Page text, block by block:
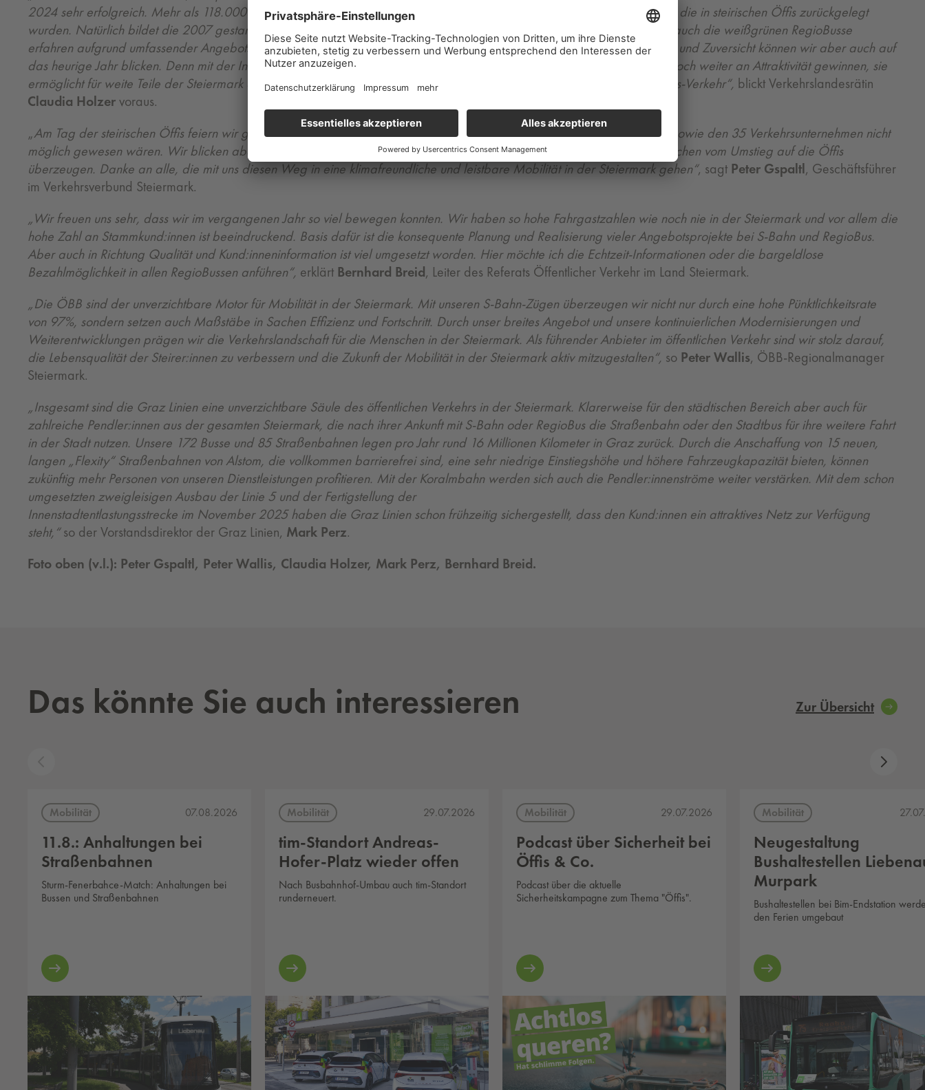
2024 sehr erfolgreich. Mehr als 118.000 aktive Klimatickets sind ebenso Rekord wie auch die rund 118 Millionen Fahrten, die in steirischen Öffis zurückgelegt
wurden. Natürlich bildet die 2007 gestartete S-Bahn seit Jahren das Rückgrat des steirischen öffentlichen Verkehrs. Aber auch die weißgrünen RegioBusse
erfahren aufgrund umfassender Angebotsverbesserungen stets einen signifikanten Zuwachs an Fahrgästen. Mit Spannung und Zuversicht können wir aber auch auf
das heurige Jahr blicken. Denn mit der Inbetriebnahme der Koralmbahn am 14. Dezember wird der öffentliche Verkehr noch weiter an Attraktivität gewinnen, sie
ermöglicht für weite Teile der Steiermark einen neuen Taktfahrplan auf der Schiene und auch im weiterführenden RegioBus-Verkehr“, blickt Verkehrslandesrätin
Claudia Holzervoraus.
„Am Tag der steirischen Öffis feiern wir gemeinsam die Erfolge, die ohne die Zusammenarbeit mit unseren Partner:innen sowie den 35 Verkehrsunternehmen nicht
möglich gewesen wären. Wir blicken aber auch in die Zukunft des ÖV und wollen mit unseremAngebot noch mehr Menschen vom Umstieg auf die Öffis
überzeugen. Danke an alle, die mit uns diesen Weg in eine klimafreundliche und leistbare Mobilität in der Steiermark gehen“, sagt Peter Gspaltl, Geschäftsführer
im Verkehrsverbund Steiermark.
„Wir freuen uns sehr, dass wir im vergangenen Jahr so viel bewegen konnten. Wir haben so hohe Fahrgastzahlen wie noch nie in der Steiermark und vor allem die
hohe Zahl an Stammkund:innen ist beeindruckend. Basis dafür ist die konsequente Planung und Realisierung vieler Angebotsprojekte bei S-Bahn und RegioBus.
Aber auch in Richtung Qualität und Kund:inneninformation ist viel umgesetzt worden. Hier möchte ich die Echtzeit-Informationen oder die bargeldlose
Bezahlmöglichkeit in allen RegioBussen anführen“, erklärt Bernhard Breid, Leiter des Referats Öffentlicher Verkehr im Land Steiermark.
„Die ÖBB sind der unverzichtbare Motor für Mobilität in der Steiermark. Mit unseren S-Bahn-Zügen überzeugen wir nicht nur durch eine hohe Pünktlichkeitsrate
von 97%, sondern setzen auch Maßstäbe in Sachen Effizienz und Fortschritt. Durch unser breites Angebot und unsere kontinuierlichen Modernisierungen und
Weiterentwicklungen prägen wir die Verkehrslandschaft für die Menschen in der Steiermark. Als führender Anbieter im öffentlichen Verkehr sind wir stolz darauf,
die Lebensqualität der Steirer:innen zu verbessern und die Zukunft der Mobilität in der Steiermark aktiv mitzugestalten“, so Peter Wallis, ÖBB-Regionalmanager
Steiermark.
„Insgesamt sind die Graz Linien eine unverzichtbare Säule des öffentlichen Verkehrs in der Steiermark. Klarerweise für den städtischen Bereich aber auch für
zahlreiche Pendler:innen aus der gesamten Steiermark, die nach ihrer Ankunft mit S-Bahn oderRegioBus die Straßenbahn oder den Stadtbus für ihre weitere Fahrt
in der Stadt nutzen. Unsere 172 Busse und 85 Straßenbahnen legen pro Jahr rund 16 Millionen Kilometer in Graz zurück. Durch die Anschaffung von 15 neuen,
langen „Flexity“ Straßenbahnen von Alstom, die vollkommen barrierefrei sind, eine sehr niedrige Einstiegshöhe und höhere Fahrzeugkapazität bieten, können
zukünftig mehr Personen von unseren Dienstleistungen profitieren. Mit der Koralmbahn werden sich auch die Pendler:innenströme weiter verstärken. Mit dem schon
umgesetzten zweigleisigen Ausbau der Linie 5 und der Fertigstellung der
Innenstadtentlastungsstrecke im November 2025 haben die Graz Linien schon frühzeitig sichergestellt, dass den Kund:innen ein attraktives Netz zur Verfügung
steht,“so der Vorstandsdirektor der Graz Linien, Mark Perz.
Foto oben (v.l.): Peter Gspaltl, Peter Wallis, Claudia Holzer, Mark Perz, Bernhard Breid.
Das könnte Sie auch interessieren Zur Übersicht
Mobilität 07.08.2026
11.8.: Anhaltungen bei
Straßenbahnen
Sturm-Fenerbahce-Match: Anhaltungen bei
Bussen und Straßenbahnen
Mobilität 29.07.2026
tim-Standort Andreas-
Hofer-Platz wieder offen
Nach Busbahnhof-Umbau auch tim-Standort
runderneuert.
Mobilität 29.07.2026
Podcast über Sicherheit bei
Öffis & Co.
Podcast über die aktuelle
Sicherheitskampagne zum Thema "Öffis".
Mobilität
Neugestaltung
Bushaltestellen
Murpark
Bushaltestellen bei Bim-Endstation
den Ferien umgebaut